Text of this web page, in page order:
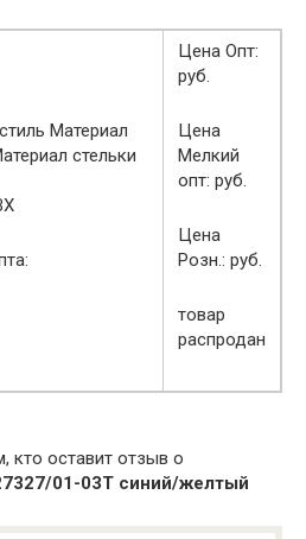
Материал
стельки
Цена Опт:
руб.
Цена
Мелкий
опт: руб.
Цена
Розн.: руб.
товар
распродан
кто оставит отзыв о
01-03T синий/желтый